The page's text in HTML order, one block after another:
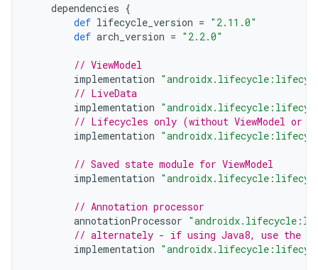
dependencies {
def lifecycle_version = "2.11.0"
def arch_version = "2.2.0"
// ViewModel
implementation
// LiveData
implementation
// Lifecycles only (without ViewModel or
implementation
// Saved state module for ViewModel
implementation
// Annotation processor
annotationProcessor
// alternately - if using Java8, use the
implementation